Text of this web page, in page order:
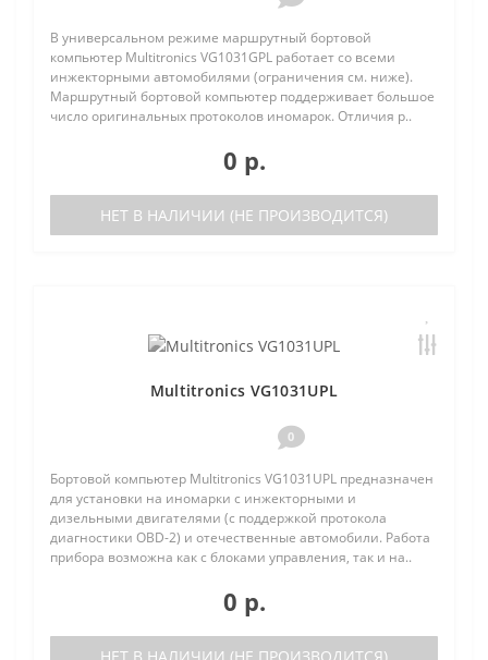
В универсальном режиме маршрутный бортовой
компьютер Multitronics VG1031GPL работает со всеми
инжекторными автомобилями (ограничения см. ниже).
Маршрутный бортовой компьютер поддерживает большое
число оригинальных протоколов иномарок. Отличия р..
0 р.
НЕТ В НАЛИЧИИ (НЕ ПРОИЗВОДИТСЯ)
Multitronics VG1031UPL
0
Бортовой компьютер Multitronics VG1031UPL предназначен
для установки на иномарки с инжекторными и
дизельными двигателями (с поддержкой протокола
диагностики OBD-2) и отечественные автомобили. Работа
прибора возможна как с блоками управления, так и на..
0 р.